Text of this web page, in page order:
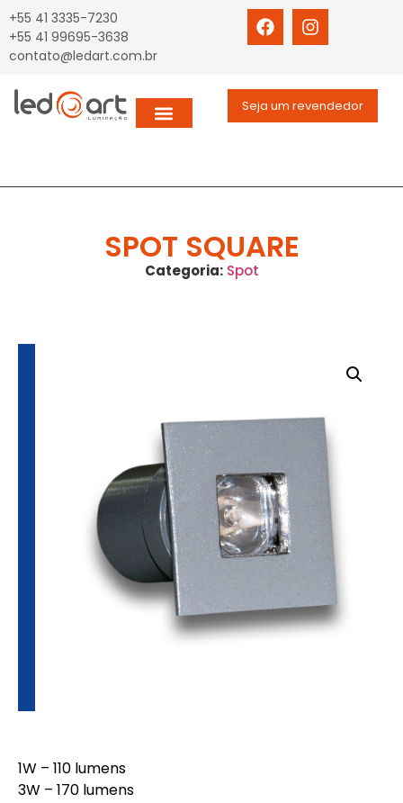
+55 41 3335-7230
+55 41 99695-3638
contato@ledart.com.br
Seja um revendedor
SPOT SQUARE
Categoria: Spot
1W – 110 lumens
3W – 170 lumens